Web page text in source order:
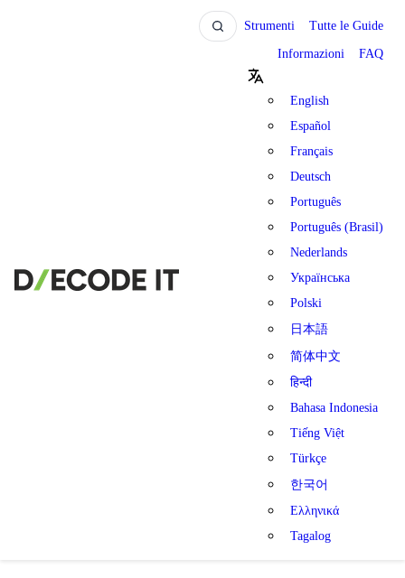
Strumenti Tutte le Guide
Informazioni FAQ
English
Español
Français
Deutsch
Português
Português (Brasil)
Nederlands
Українська
Polski
日本語
简体中文
हिन्दी
Bahasa Indonesia
Tiếng Việt
Türkçe
한국어
Ελληνικά
Tagalog